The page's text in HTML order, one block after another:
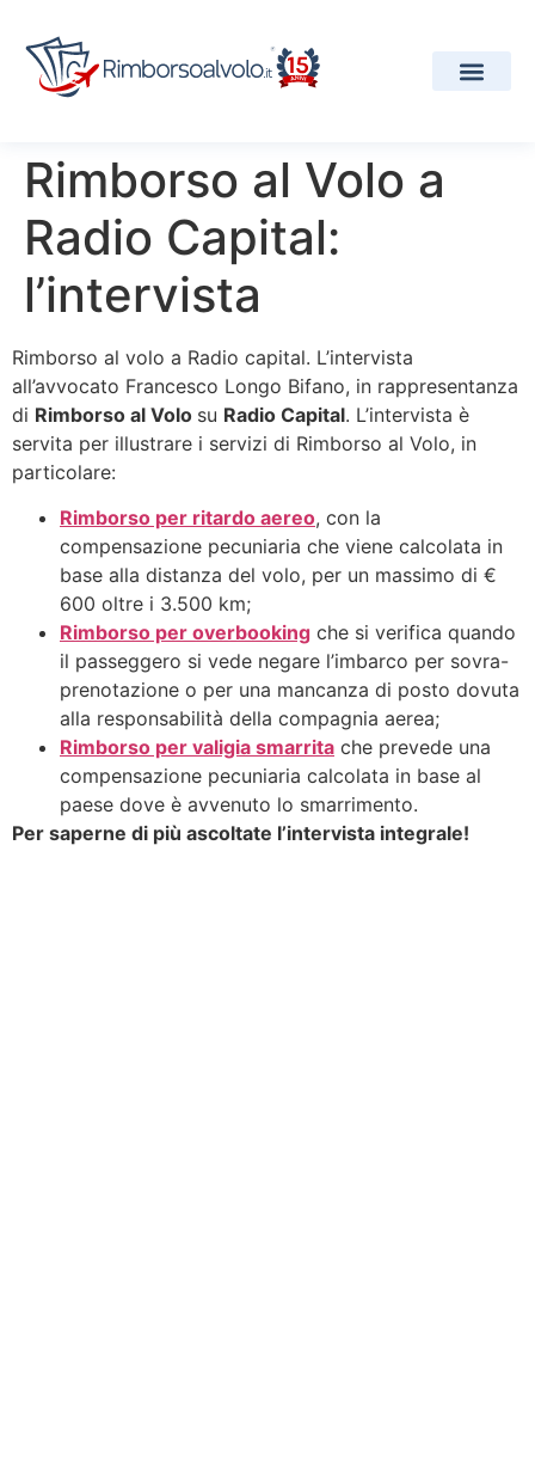
Rimborso al Volo a
Radio Capital:
l’intervista
Rimborso al volo a Radio capital. L’intervista
all’avvocato Francesco Longo Bifano, in rappresentanza
di Rimborso al Volo su Radio Capital. L’intervista è
servita per illustrare i servizi di Rimborso al Volo, in
particolare:
Rimborso per ritardo aereo, con la
compensazione pecuniaria che viene calcolata in
base alla distanza del volo, per un massimo di €
600 oltre i 3.500 km;
Rimborso per overbooking che si verifica quando
il passeggero si vede negare l’imbarco per sovra-
prenotazione o per una mancanza di posto dovuta
alla responsabilità della compagnia aerea;
Rimborso per valigia smarrita che prevede una
compensazione pecuniaria calcolata in base al
paese dove è avvenuto lo smarrimento.
Per saperne di più ascoltate l’intervista integrale!